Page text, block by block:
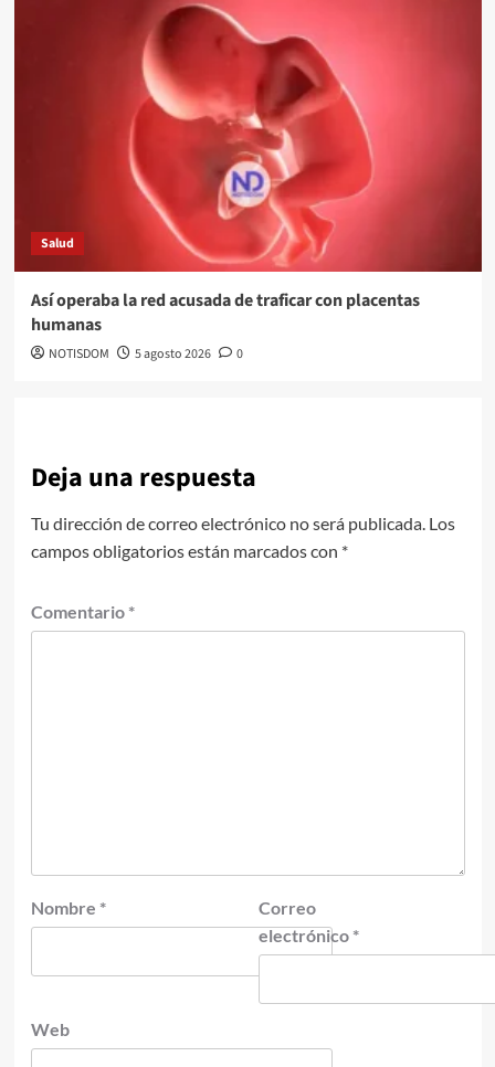
Salud
Así operaba la red acusada de traficar con placentas
humanas
NOTISDOM 5 agosto 2026 0
Deja una respuesta
Tu dirección de correo electrónico no será publicada. Los
campos obligatorios están marcados con *
Comentario *
Nombre *
Correo
electrónico *
Web